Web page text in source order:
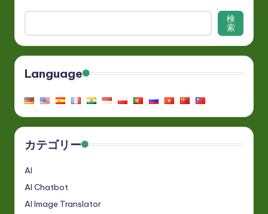
検
索
Language
カテゴリー
AI
AI Chatbot
AI Image Translator